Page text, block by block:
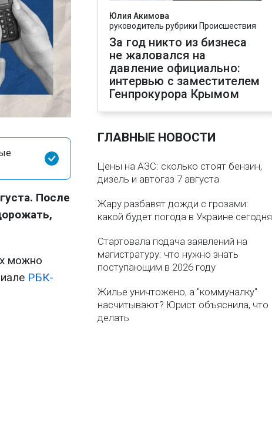
После
можно
РБК-
Юлия Акимова
руководитель рубрики Происшествия
За год никто из бизнеса
не жаловался на
давление официально:
интервью с заместителем
Генпрокурора Крымом
ГЛАВНЫЕ НОВОСТИ
Цены на АЗС: сколько стоят бензин,
дизель и автогаз 7 августа
Жару разбавят дожди с грозами:
какой будет погода в Украине сегодня
Стартовала подача заявлений на
магистратуру: что нужно знать
поступающим в 2026 году
Жилье уничтожено, а "коммуналку"
насчитывают? Юрист объяснила, что
делать